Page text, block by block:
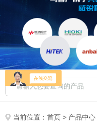
当前位置：首页 > 产品中心